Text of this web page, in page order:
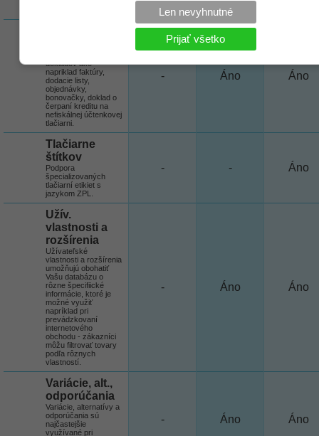
dokladov ako
napriklad faktúry,
dodacie listy,
objednávky,
bonovačky, doklad o
čerpaní kreditu na
nefiskálnej účtenkovej
tlačiarni.
- Áno Áno
Tlačiarne
štítkov
Podpora
špecializovaných
tlačiarní etikiet s
jazykom ZPL.
- - Áno
Užív.
vlastnosti a
rozšírenia
Užívateľské
vlastnosti a rozšírenia
umožňujú obohatiť
Vašu databázu o
rôzne špecifiické
informácie, ktoré je
možné využiť
napríklad pri
prevádzkovaní
internetového
obchodu - zákazníci
môžu filtrovať tovary
podľa rôznych
vlastností.
- Áno Áno
Variácie, alt.,
odporúčania
Variácie, alternatívy a
odporúčania sú
najčastejšie
využívané pri
- Áno Áno
Len nevyhnutné
Prijať všetko